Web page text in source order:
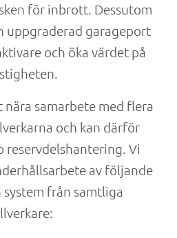
för inbrott. Dessutom
uppgraderad garageport
och öka värdet på
samarbete med flera
och kan därför
reservdelshantering. Vi
av följande
från samtliga